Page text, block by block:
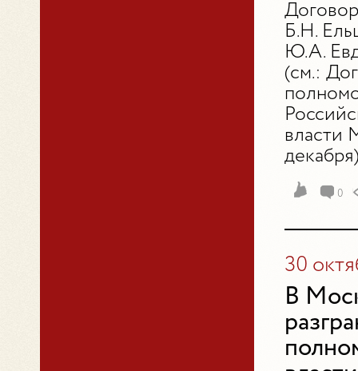
Б.Н.
Ю.А.
(см.:
власти
0
30
В